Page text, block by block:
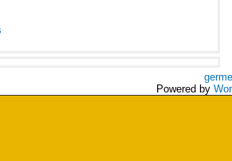
Powered by